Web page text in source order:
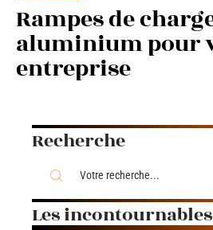
Rampes de
aluminium pour
entreprise
Recherche
Les incontournables